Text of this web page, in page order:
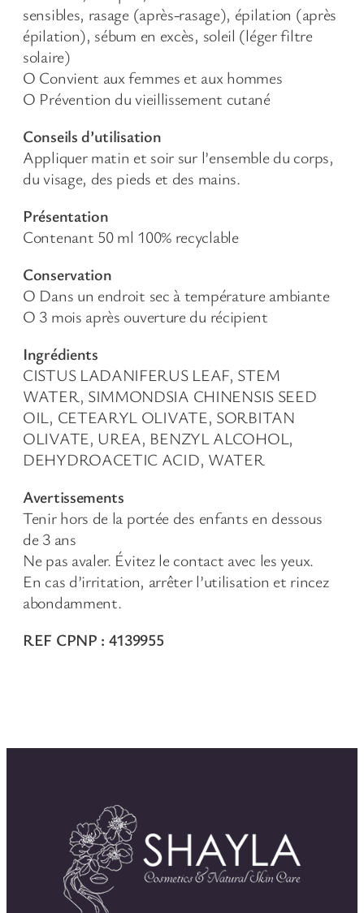
sensibles, rasage (après-rasage), épilation (après
épilation), sébum en excès, soleil (léger filtre
solaire)
Ο Convient aux femmes et aux hommes
Ο Prévention du vieillissement cutané
Conseils d’utilisation
Appliquer matin et soir sur l’ensemble du corps,
du visage, des pieds et des mains.
Présentation
Contenant 50 ml 100% recyclable
Conservation
Ο Dans un endroit sec à température ambiante
Ο 3 mois après ouverture du récipient
Ingrédients
CISTUS LADANIFERUS LEAF, STEM
WATER, SIMMONDSIA CHINENSIS SEED
OIL, CETEARYL OLIVATE, SORBITAN
OLIVATE, UREA, BENZYL ALCOHOL,
DEHYDROACETIC ACID, WATER
Avertissements
Tenir hors de la portée des enfants en dessous
de 3 ans
Ne pas avaler. Évitez le contact avec les yeux.
En cas d’irritation, arrêter l’utilisation et rincez
abondamment.
REF CPNP : 4139955